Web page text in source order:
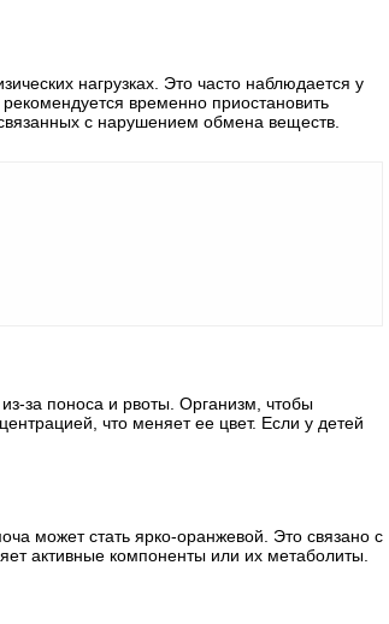
нагрузках. Это часто наблюдается у
временно приостановить
с нарушением обмена веществ.
за поноса и рвоты. Организм, чтобы
что меняет ее цвет. Если у детей
может стать ярко-оранжевой. Это связано с
активные компоненты или их метаболиты.